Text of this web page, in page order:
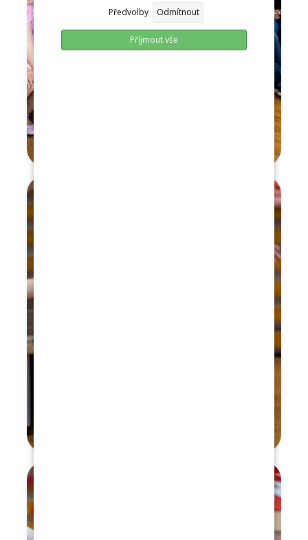
Předvolby Odmítnout
Příjmout vše